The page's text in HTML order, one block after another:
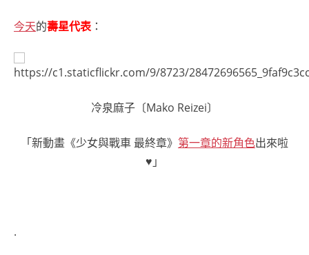
今天的壽星代表：
冷泉麻子〔Mako Reizei〕
「新動畫《少女與戰車 最終章》 第一章的新角色出來啦
♥」
.